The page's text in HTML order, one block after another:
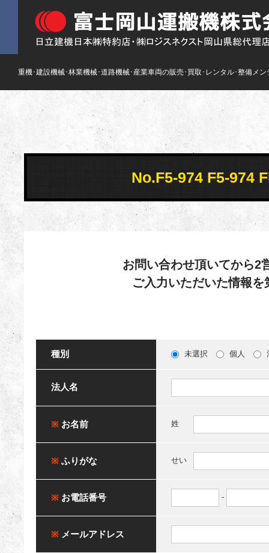
重機･建設機械･林業機械･道路機械･産業車両の販売･買取･レンタル･整備メン
No.F5-974 F5-974
お問い合わせ頂いてから2
ご入力いただいた情報
種別 未選択 個人
法人名
※ お名前 姓
※ ふりがな せい
※ お電話番号 -
※ メールアドレス